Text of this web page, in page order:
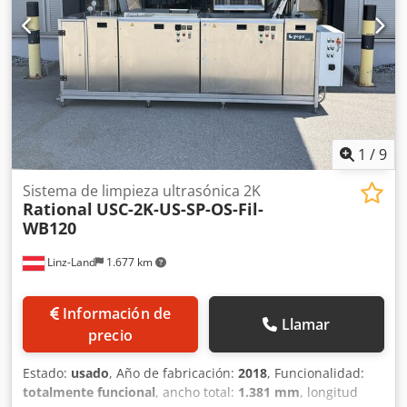
1 /9
Linz-Land 1.677 km
Sistema de limpieza ultrasónica 2K
Rational USC-2K-US-SP-OS-Fil-
WB120
Información de
precio
Llamar
Estado: usado, Año de fabricación: 2018, Funcionalidad:
totalmente funcional, ancho total: 1.381 mm, longitud